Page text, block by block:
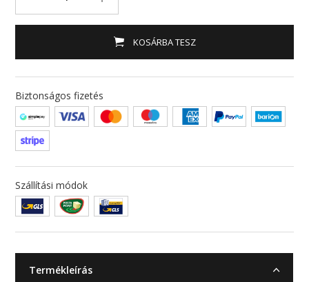
KOSÁRBA TESZ
Biztonságos fizetés
Szállítási módok
Termékleírás